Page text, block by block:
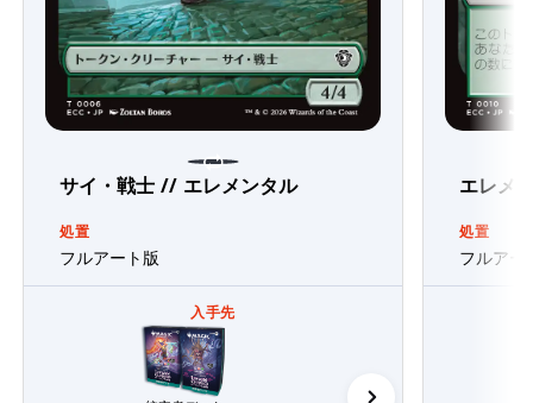
サイ・戦士 // エレメンタル
処置
フルアート版
入手先
エレメ
処置
フルアー